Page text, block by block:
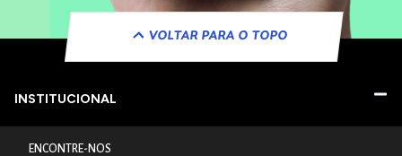
VOLTAR PARA O TOPO
INSTITUCIONAL
ENCONTRE-NOS